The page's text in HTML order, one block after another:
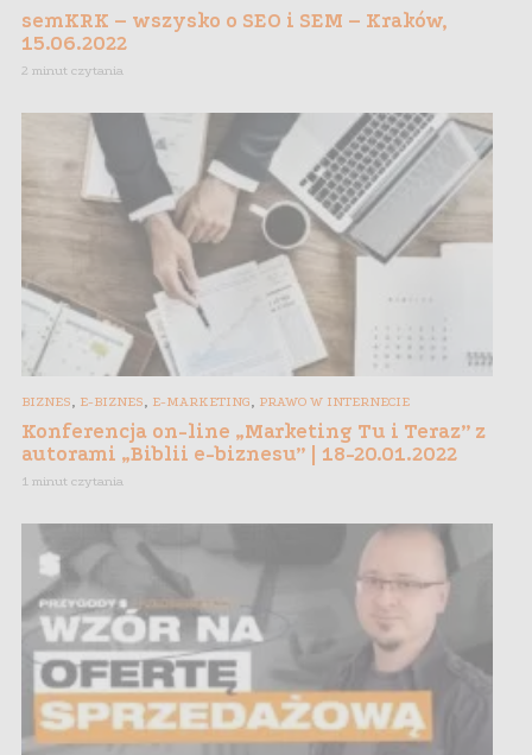
semKRK – wszysko o SEO i SEM – Kraków,
15.06.2022
2 minut czytania
BIZNES, E-BIZNES, E-MARKETING, PRAWO W INTERNECIE
Konferencja on-line „Marketing Tu i Teraz” z
autorami „Biblii e-biznesu” | 18-20.01.2022
1 minut czytania